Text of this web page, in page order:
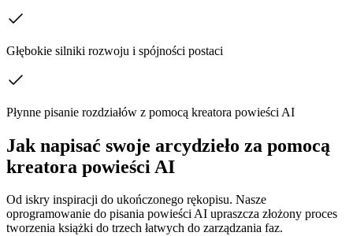
Głębokie silniki rozwoju i spójności postaci
Płynne pisanie rozdziałów z pomocą kreatora powieści AI
Jak napisać swoje arcydzieło za pomocą
kreatora powieści AI
Od iskry inspiracji do ukończonego rękopisu. Nasze
oprogramowanie do pisania powieści AI upraszcza złożony proces
tworzenia książki do trzech łatwych do zarządzania faz.